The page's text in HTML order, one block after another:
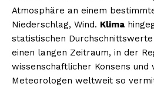
Atmosphäre an einem
Niederschlag, Wind. Klima
statistischen
einen langen Zeitraum, in der
wissenschaftlicher Konsens und
Meteorologen weltweit so